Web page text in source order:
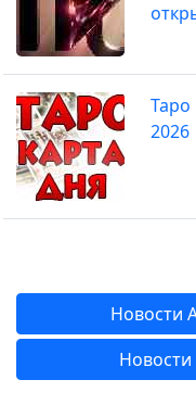
Таро
2026
Новости
Новости